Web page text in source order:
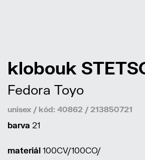
klobouk
Fedora Toyo
unisex / kód: 40862 / 213850721
barva 21
materiál 100CV/100CO/